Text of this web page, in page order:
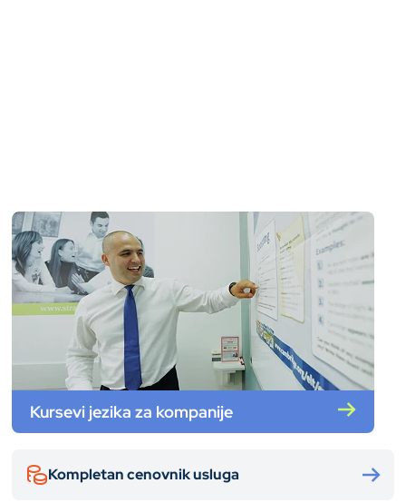
Kursevi jezika za kompanije
Kompletan cenovnik usluga